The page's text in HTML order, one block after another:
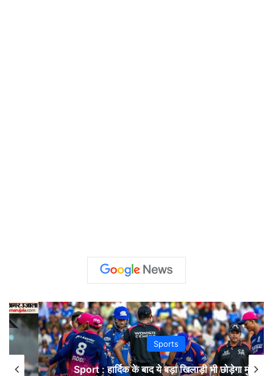
Sports
Sport : हार्दिक के बाद ये बड़ा खिलाड़ी भी छोड़ेगा मुंबई